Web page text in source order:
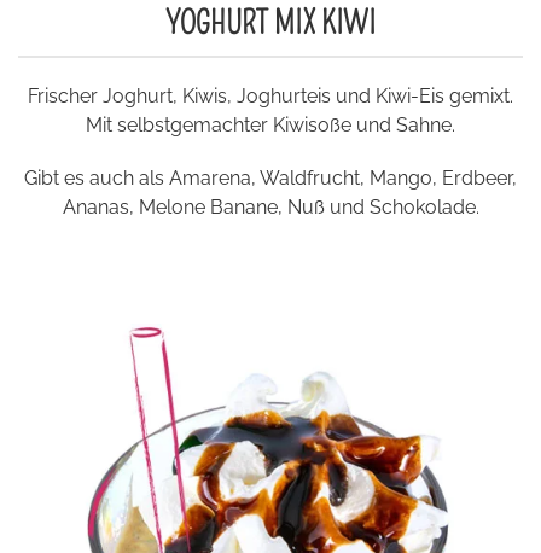
YOGHURT MIX KIWI
Frischer Joghurt, Kiwis, Joghurteis und Kiwi-Eis gemixt.
Mit selbstgemachter Kiwisoße und Sahne.
Gibt es auch als Amarena, Waldfrucht, Mango, Erdbeer,
Ananas, Melone Banane, Nuß und Schokolade.